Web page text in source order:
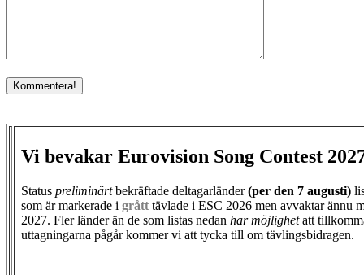
Vi bevakar Eurovision Song Contest
Status preliminärtbekräftade deltagarländer(per den 7 augusti)
som är markerade i grått tävlade i ESC 2026 men avvaktar ännu
2027. Fler länder än de som listas nedan har möjlighetatt
uttagningarna pågår kommer vi att tycka till om tävlingsbidragen.